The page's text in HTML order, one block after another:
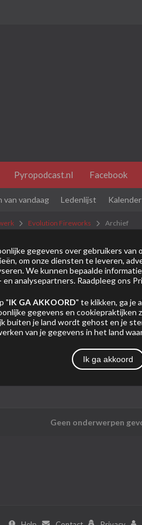
Pyropodcast.nl Facebook
van vandaag Ledenlijst Kalender
Evolution Fireworks Archief
bezoek is bekijk dan eerst
registeren. Om berichten te
Geen onderwerpen
gegevens over gebruikers van
om onze diensten te leveren,
We kunnen bepaalde
analysepartners. Raadpleeg ons
"IK GA AKKOORD" te klikken, ga je
gegevens en cookiepraktijken
buiten je land wordt gehost en je
van je gegevens in het land
Ik ga akkoord